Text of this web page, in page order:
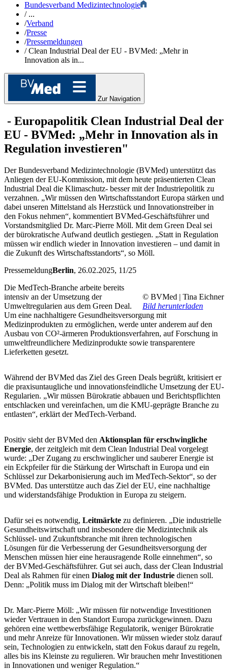
Bundesverband Medizintechnologie
/...
/Verband
/Presse
/Pressemeldungen
/Clean Industrial Deal der EU - BVMed: „Mehr in
Innovation als in...
Zur Navigation
- Europapolitik Clean Industrial Deal der
EU - BVMed: „Mehr in Innovation als in
Regulation investieren"
Der Bundesverband Medizintechnologie (BVMed) unterstützt das
Anliegen der EU-Kommission, mit dem heute präsentierten Clean
Industrial Deal die Klimaschutz- besser mit der Industriepolitik zu
verzahnen. „Wir müssen den Wirtschaftsstandort Europa stärken und
dabei unseren Mittelstand als Herzstück und Innovationstreiber in
den Fokus nehmen“, kommentiert BVMed-Geschäftsführer und
Vorstandsmitglied Dr. Marc-Pierre Möll. Mit dem Green Deal sei
der bürokratische Aufwand deutlich gestiegen. „Statt in Regulation
müssen wir endlich wieder in Innovation investieren – und damit in
die Zukunft des Wirtschaftsstandorts“, so Möll.
PressemeldungBerlin, 26.02.2025, 11/25
© BVMed | Tina Eichner
Bild herunterladen
Die MedTech-Branche arbeite bereits
intensiv an der Umsetzung der
Umweltregularien aus dem Green Deal.
Um eine nachhaltigere Gesundheitsversorgung mit
Medizinprodukten zu ermöglichen, werde unter anderem auf den
Ausbau von CO²-ärmeren Produktionsverfahren, auf Forschung in
umweltfreundlichere Medizinprodukte sowie transparentere
Lieferketten gesetzt.
Während der BVMed das Ziel des Green Deals begrüßt, kritisiert er
die praxisuntaugliche und innovationsfeindliche Umsetzung der EU-
Regularien. „Wir müssen Bürokratie abbauen und Berichtspflichten
entschlacken und vereinfachen, um die KMU-geprägte Branche zu
entlasten“, erklärt der MedTech-Verband.
Positiv sieht der BVMed den Aktionsplan für erschwingliche
Energie, der zeitgleich mit dem Clean Industrial Deal vorgelegt
wurde: „Der Zugang zu erschwinglicher und sauberer Energie ist
ein Eckpfeiler für die Stärkung der Wirtschaft in Europa und ein
Schlüssel zur Dekarbonisierung auch im MedTech-Sektor“, so der
BVMed. Das unterstütze auch das Ziel der EU, eine nachhaltige
und widerstandsfähige Produktion in Europa zu steigern.
Dafür sei es notwendig, Leitmärkte zu definieren. „Die industrielle
Gesundheitswirtschaft und insbesondere die Medizintechnik als
Schlüssel- und Zukunftsbranche mit ihren technologischen
Lösungen für die Verbesserung der Gesundheitsversorgung der
Menschen müssen hier eine herausragende Rolle einnehmen“, so
der BVMed-Geschäftsführer. Gut sei auch, dass der Clean Industrial
Deal als Rahmen für einen Dialog mit der Industrie dienen soll.
Denn: „Politik muss im Dialog mit der Wirtschaft bleiben!“
Dr. Marc-Pierre Möll: „Wir müssen für notwendige Investitionen
wieder Vertrauen in den Standort Europa zurückgewinnen. Dazu
gehören eine wettbewerbsfähige Regulatorik, weniger Bürokratie
und mehr Anreize für Innovationen. Wir müssen wieder stolz darauf
sein, Technologien zu entwickeln, statt den Fokus darauf zu regeln,
alles bis ins Kleinste zu regulieren. Wir brauchen mehr Investitionen
in Innovationen und weniger Regulation.“